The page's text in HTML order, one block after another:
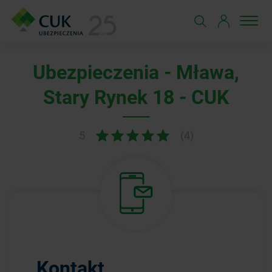
Ubezpieczenia - Mława,
Stary Rynek 18 - CUK